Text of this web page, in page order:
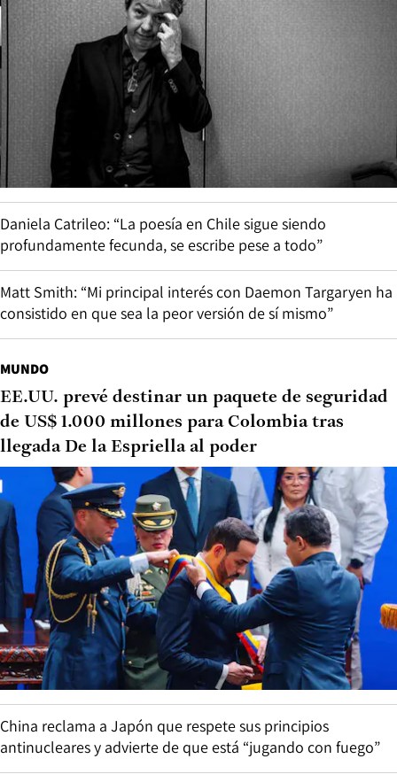
Daniela Catrileo: “La poesía en Chile sigue siendo
profundamente fecunda, se escribe pese a todo”
Matt Smith: “Mi principal interés con Daemon Targaryen ha
consistido en que sea la peor versión de sí mismo”
MUNDO
EE.UU. prevé destinar un paquete de seguridad
de US$ 1.000 millones para Colombia tras
llegada De la Espriella al poder
China reclama a Japón que respete sus principios
antinucleares y advierte de que está “jugando con fuego”